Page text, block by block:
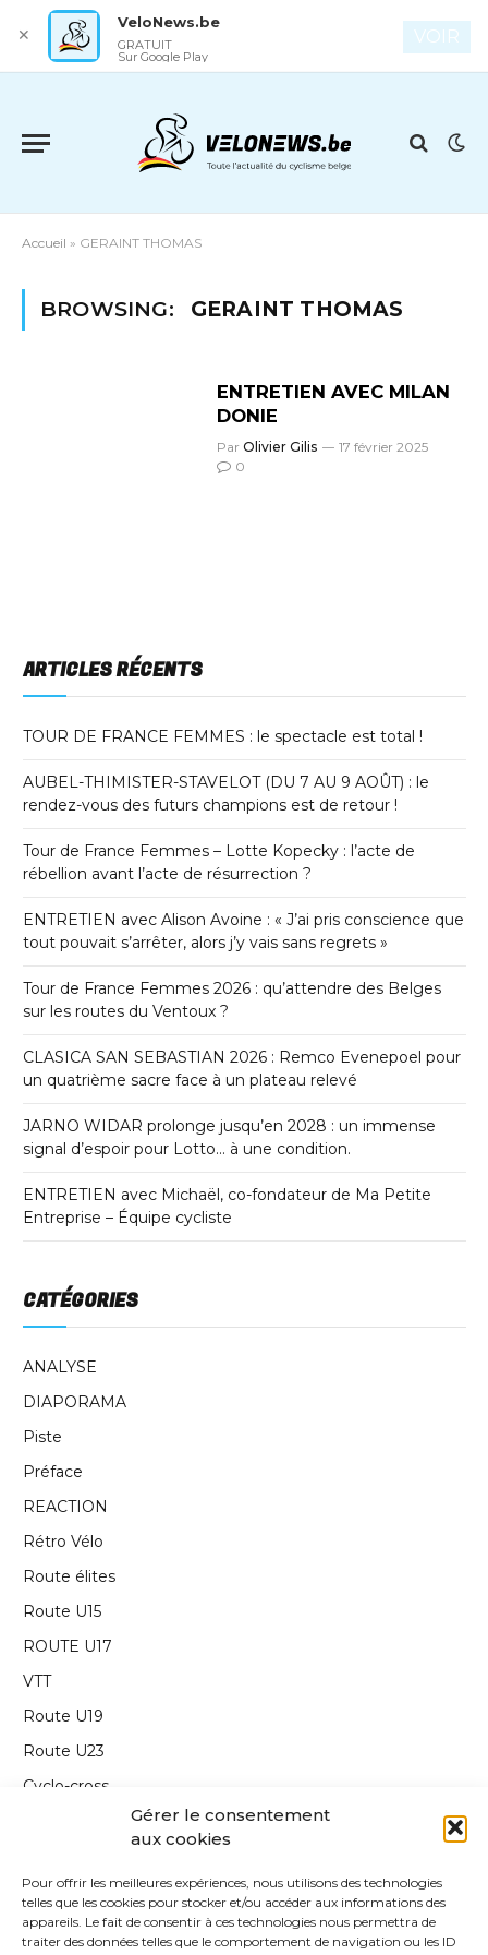
Gérer le consentement
aux cookies
Pour offrir les meilleures expériences, nous utilisons des technologies
telles que les cookies pour stocker et/ou accéder aux informations des
appareils. Le fait de consentir à ces technologies nous permettra de
traiter des données telles que le comportement de navigation ou les ID
Accueil » GERAINT THOMAS
BROWSING: GERAINT THOMAS
ENTRETIEN AVEC MILAN
DONIE
Par Olivier Gilis
17 février 2025
0
ARTICLES RÉCENTS
TOUR DE FRANCE FEMMES : le spectacle est total !
AUBEL-THIMISTER-STAVELOT (DU 7 AU 9 AOÛT) : le
rendez-vous des futurs champions est de retour !
Tour de France Femmes – Lotte Kopecky : l’acte de
rébellion avant l’acte de résurrection ?
ENTRETIEN avec Alison Avoine : « J’ai pris conscience que
tout pouvait s’arrêter, alors j’y vais sans regrets »
Tour de France Femmes 2026 : qu’attendre des Belges
sur les routes du Ventoux ?
CLASICA SAN SEBASTIAN 2026 : Remco Evenepoel pour
un quatrième sacre face à un plateau relevé
JARNO WIDAR prolonge jusqu’en 2028 : un immense
signal d’espoir pour Lotto… à une condition.
ENTRETIEN avec Michaël, co-fondateur de Ma Petite
Entreprise – Équipe cycliste
CATÉGORIES
ANALYSE
DIAPORAMA
Piste
Préface
REACTION
Rétro Vélo
Route élites
Route U15
ROUTE U17
VTT
Route U19
Route U23
Cyclo-cross
Annonce
Edito
✕
VeloNews.be
GRATUIT
Sur Google Play
VOIR